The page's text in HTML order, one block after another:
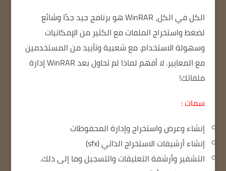
الكل في الكل، WinRAR هو برنامج جيد جدًا وشائع
لضغط واستخراج الملفات مع الكثير من الإمكانيات
وسهولة الاستخدام.مع شعبية وتأييد من المستخدمين
مع المعايير.
لا أفهم لماذا لم تحاول بعد WinRAR إدارة
ملفاتك!
سمات :
إنشاء وعرض واستخراج وإدارة المحفوظات
إنشاء أرشيفات الاستخراج الذاتي (sfx)
التشفير وأرشفة التعليقات والتسجيل وما إلى ذلك.